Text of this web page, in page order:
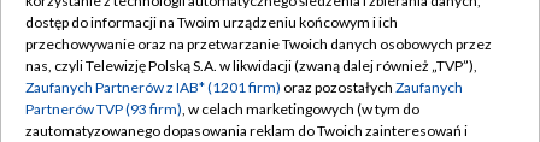
TVP
Abonament TVP
Emisja w TVP
Centrum informacji TVP
Regulamin TVP
Polityka prywatności
Moje zgody
dostęp do informacji na Twoim urządzeniu końcowym i ich
przechowywanie oraz na przetwarzanie Twoich danych osobowych przez
nas, czyli Telewizję Polską S.A. w likwidacji (zwaną dalej również „TVP”),
Zaufanych Partnerów z IAB* (1201 firm) oraz pozostałych Zaufanych
Partnerów TVP (93 firm), w celach marketingowych (w tym do
zautomatyzowanego dopasowania reklam do Twoich zainteresowań i